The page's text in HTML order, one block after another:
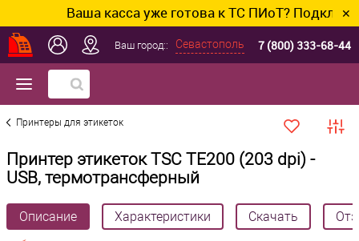
Ваша касса уже готова к ТС ПИоТ? Подключим и✕
Ваш город:: Севастополь 7 (800) 333-68-44
Принтеры для этикеток
Принтер этикеток TSC TE200 (203 dpi) -
USB, термотрансферный
Описание Характеристики Скачать